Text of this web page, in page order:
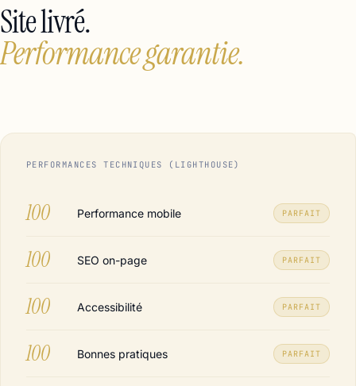
Site livré.
Performance garantie.
PERFORMANCES TECHNIQUES (LIGHTHOUSE)
100 Performance mobile PARFAIT
100 SEO on-page PARFAIT
100 Accessibilité PARFAIT
100 Bonnes pratiques PARFAIT